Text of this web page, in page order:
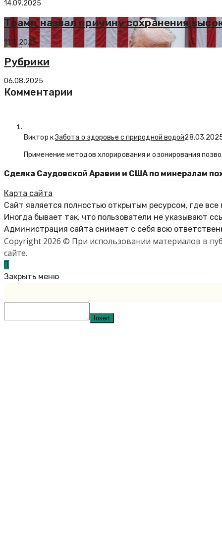
14.09.2025
Трамп назвал причину сохранения
11.11.2025
Рубрики
06.08.2025
Комментарии
Виктор кЗабота о здоровье с природной водой
Применение методов хлорирования и озонирования
Сделка Саудовской Аравии и США по минералам
Карта сайта
Сайт является полностью открытым ресурсом, где
Иногда бывает так, что пользователи не указывают
Администрация сайта снимает с себя всю
Copyright 2026 © При использовании материалов в
сайте.
Закрыть меню
Insert